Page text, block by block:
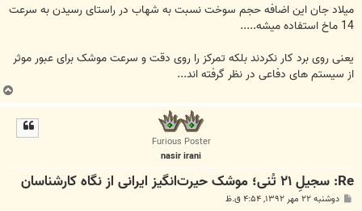
میلاد جان این اضافه حجم سوخت نسبت به شهاب در راستای رسیدن به سرعت
14 ماخ استفاده میشه.....
یعنی روی برد کار نکردند بلکه تمرکز را روی دقت و سرعت موشک برای عبور موثر
از سیستم های دفاعی در نظر گرفته اند...
Furious Poster
nasir irani
Re: سجیلِ ۲۱ تُنی؛ موشک حیرت‌انگیز‌ ایرانی از نگاه کارشناسان
دوشنبه ۲۲ مهر ۱۳۹۲, ۴:۵۴ ق.ظ